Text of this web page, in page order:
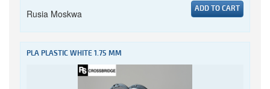
Rusia Moskwa ADD TO CART
PLA PLASTIC WHITE 1.75 MM